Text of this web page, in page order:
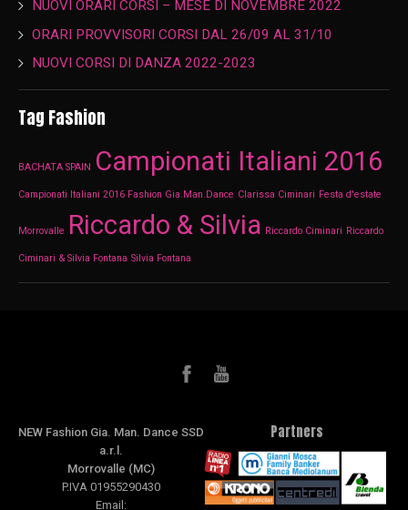
NUOVI ORARI CORSI – MESE DI NOVEMBRE 2022
ORARI PROVVISORI CORSI DAL 26/09 AL 31/10
NUOVI CORSI DI DANZA 2022-2023
Tag Fashion
BACHATA SPAIN Campionati Italiani 2016
Campionati Italiani 2016 Fashion Gia.Man.Dance Clarissa Ciminari Festa d'estate
Morrovalle Riccardo & Silvia Riccardo Ciminari Riccardo
Ciminari & Silvia Fontana Silvia Fontana
NEW Fashion Gia. Man. Dance SSD
a.r.l.
Morrovalle (MC)
P.IVA 01955290430
Email:
Partners